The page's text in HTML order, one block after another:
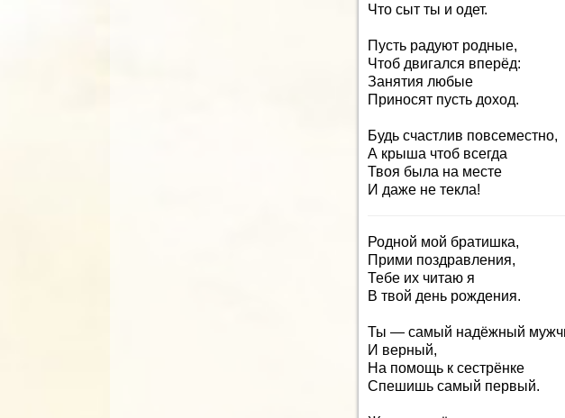
Что сыт ты и одет.
Пусть радуют родные,
Чтоб двигался вперёд:
Занятия любые
Приносят пусть доход.
Будь счастлив повсеместно,
А крыша чтоб всегда
Твоя была на месте
И даже не текла!
Родной мой братишка,
Прими поздравления,
Тебе их читаю я
В твой день рождения.
Ты — самый надёжный
И верный,
На помощь к сестрёнке
Спешишь самый первый.